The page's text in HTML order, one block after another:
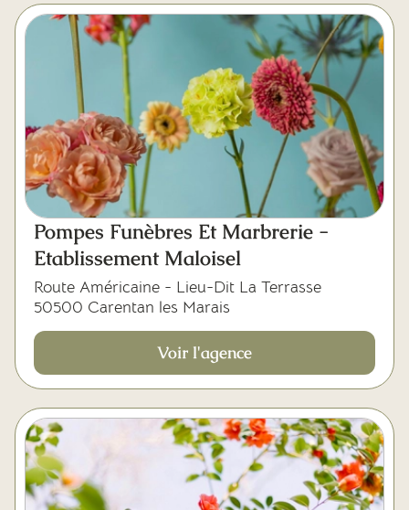
Pompes Funèbres Et Marbrerie -
Etablissement Maloisel
Route Américaine - Lieu-Dit La Terrasse
50500 Carentan les Marais
Voir l'agence